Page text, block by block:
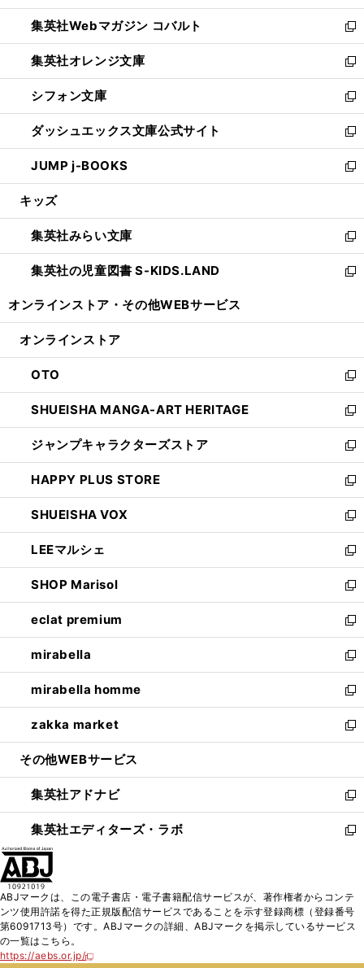
開
く
ウ
で
開
く
ン
ド
ウ
で
開
く
ウ
ィ
ン
ド
ウ
で
開
く
集英社Webマガジン コバルト
新
し
い
ウ
ィ
ン
ド
ウ
で
開
集英社オレンジ文庫
新
し
い
ウ
ィ
ン
ド
ウ
開
く
シフォン文庫
新
し
い
ウ
ィ
ン
ウ
で
開
く
ダッシュエックス文庫公式サイト
新
し
い
ウ
ン
ド
ウ
で
JUMP j-BOOKS
新
し
ウ
ィ
ン
ド
開
キッズ
集英社みらい文庫
新
し
い
ン
ウ
で
開
く
集英社の児童図書 S-KIDS.LAND
新
ウ
ン
ド
ウ
で
開
く
オンラインストア・ その他WEBサービス
オンラインストア
OTO
新
し
い
ウ
ィ
ン
ド
ウ
で
開
く
SHUEISHA MANGA-ART HERITAGE
新
し
い
ウ
ィ
ン
ド
ウ
で
開
く
ジャンプキャラクターズストア
新
し
い
ウ
ィ
ン
ド
ウ
で
開
く
HAPPY PLUS STORE
新
し
い
ウ
ィ
ン
ド
ウ
で
開
く
SHUEISHA VOX
新
し
い
ウ
ィ
ン
ド
ウ
で
開
く
LEEマルシェ
新
し
い
ウ
ィ
ン
ド
ウ
で
開
く
SHOP Marisol
新
し
い
ウ
ィ
ン
ド
ウ
で
開
eclat premium
新
し
い
ウ
ィ
ン
ド
ウ
開
く
mirabella
新
し
い
ウ
ィ
ン
ウ
で
開
く
mirabella homme
新
し
い
ウ
ン
ド
ウ
で
zakka market
新
し
ウ
ィ
ン
ド
く
その他WEBサービス
集英社アドナビ
新
し
い
ド
ウ
で
集英社エディターズ・ラボ
新
ィ
ン
ABJマークは、この電子書店・電子書籍配信サービスが、著作権者からコンテ
ンツ使用許諾を得た正規版配信サービスであることを示す登録商標（登録番号
第6091713号）です。ABJマークの詳細、ABJマークを掲示しているサービス
の一覧はこちら。
https://aebs.or.jp/
新